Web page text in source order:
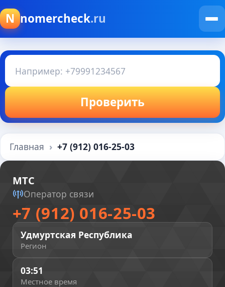
N nomercheck.ru
Проверить
Главная +7 (912) 016-25-03
МТС
Оператор связи
+7 (912) 016-25-03
Удмуртская Республика
Регион
03:51
Местное время